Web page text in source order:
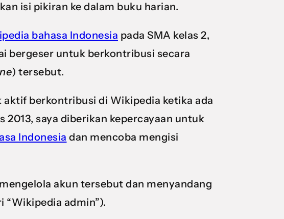
isi pikiran ke dalam buku harian.
bahasa Indonesia pada SMA kelas 2,
bergeser untuk berkontribusi secara
) tersebut.
aktif berkontribusi di Wikipedia ketika ada
saya diberikan kepercayaan untuk
Indonesia dan mencoba mengisi
akun tersebut dan menyandang
“Wikipedia admin”).